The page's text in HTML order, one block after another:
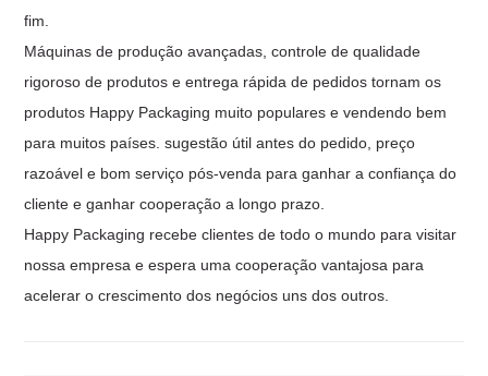
fim.
Máquinas de produção avançadas, controle de qualidade
rigoroso de produtos e entrega rápida de pedidos tornam os
produtos Happy Packaging muito populares e vendendo bem
para muitos países. sugestão útil antes do pedido, preço
razoável e bom serviço pós-venda para ganhar a confiança do
cliente e ganhar cooperação a longo prazo.
Happy Packaging recebe clientes de todo o mundo para visitar
nossa empresa e espera uma cooperação vantajosa para
acelerar o crescimento dos negócios uns dos outros.